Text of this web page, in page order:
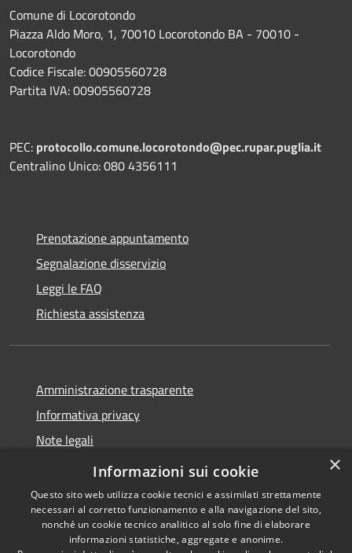
Comune di Locorotondo
Piazza Aldo Moro, 1, 70010 Locorotondo BA - 70010 -
Locorotondo
Codice Fiscale: 00905560728
Partita IVA: 00905560728
PEC: protocollo.comune.locorotondo@pec.rupar.puglia.it
Centralino Unico: 080 4356111
Prenotazione appuntamento
Segnalazione disservizio
Leggi le FAQ
Richiesta assistenza
Amministrazione trasparente
Informativa privacy
Note legali
Dichiarazione di accessibilità
Copyright © 2026 • Comune di
×
Informazioni sui cookie
Questo sito web utilizza cookie tecnici e assimilati strettamente
necessari al corretto funzionamento e alla navigazione del sito,
nonché un cookie tecnico analitico al solo fine di elaborare
informazioni statistiche, aggregate e anonime.